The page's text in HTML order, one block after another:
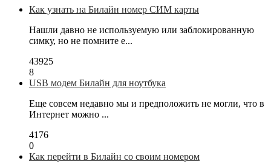
Как узнать на Билайн номер СИМ карты
Нашли давно не используемую или заблокированную
симку, но не помните е...
43925
8
USB модем Билайн для ноутбука
Еще совсем недавно мы и предположить не могли, что в
Интернет можно ...
4176
0
Как перейти в Билайн со своим номером